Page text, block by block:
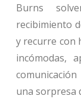
Burns
recibimiento
y recurre con
incómodas,
una sorpresa